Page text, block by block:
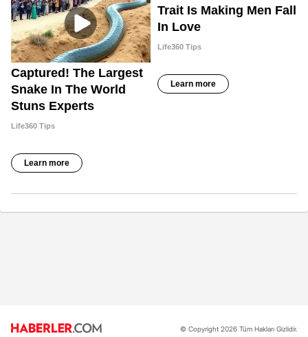
© Copyright 2026 Tüm Hakları Gizlidir.